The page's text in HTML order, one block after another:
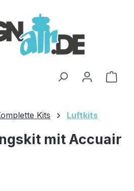
Kits Luftkits
mit Accuair